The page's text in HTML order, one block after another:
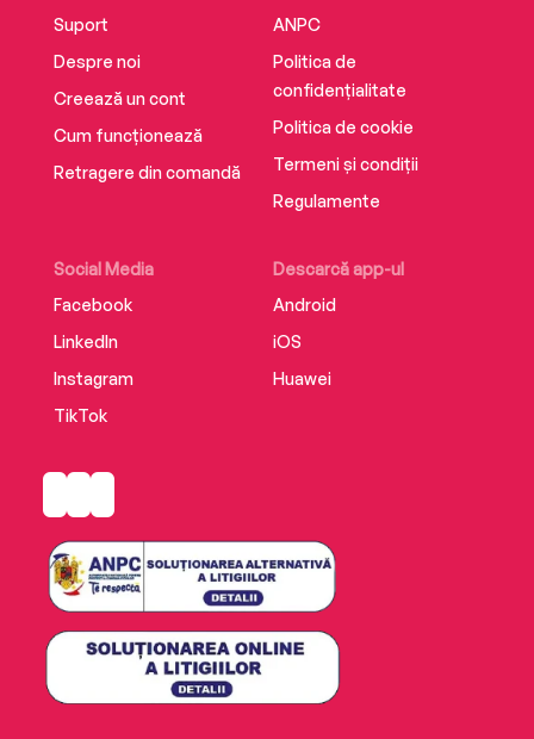
Suport
Despre noi
Creează un cont
Cum funcționează
Retragere din comandă
Social Media
Facebook
LinkedIn
Instagram
TikTok
Descarcă app-ul
Android
iOS
Huawei
ANPC
Politica de
confidențialitate
Politica de cookie
Termeni și condiții
Regulamente